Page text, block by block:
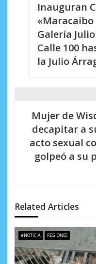
e
n
t
r
Inauguran
«Maracaibo
Galería
Calle 100
la Julio
Mujer de
decapitar a
acto sexual
golpeó a su
Related Articles
#NOTICIA REGIONES